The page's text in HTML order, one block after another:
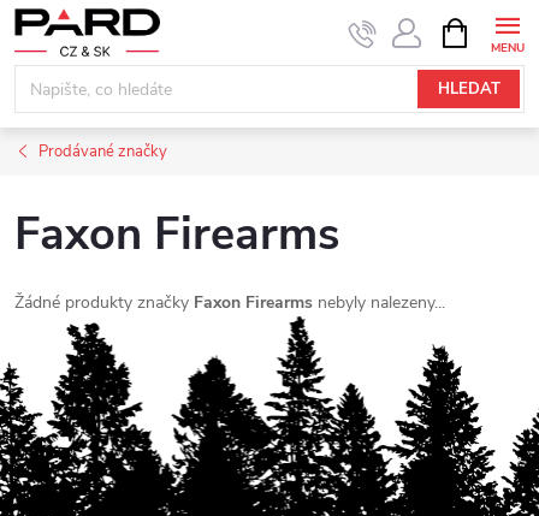
Přejít
na
obsah
HLEDAT
NÁKUPNÍ
KOŠÍK
Prodávané značky
Faxon Firearms
Žádné produkty značky Faxon Firearms nebyly nalezeny...